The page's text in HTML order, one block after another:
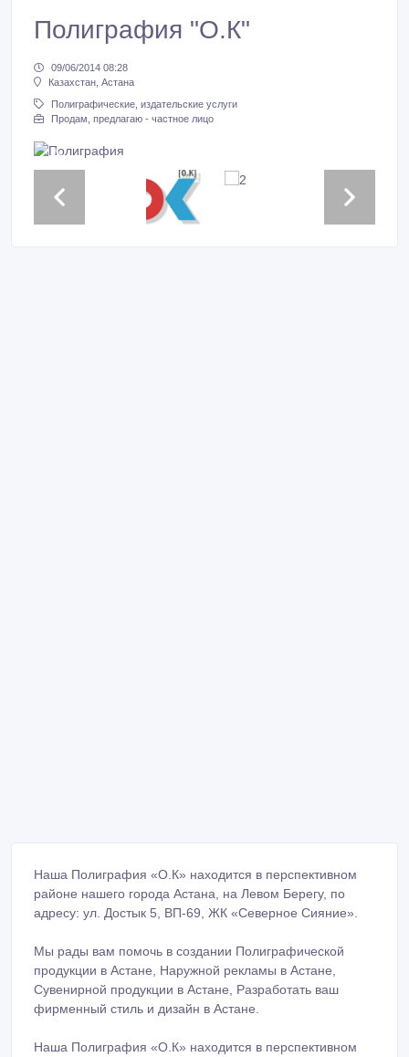
Полиграфия "О.К"
09/06/2014 08:28
Казахстан, Астана
Полиграфические, издательские услуги
Продам, предлагаю - частное лицо
Наша Полиграфия «О.К» находится в перспективном
районе нашего города Астана, на Левом Берегу, по
адресу: ул. Достык 5, ВП-69, ЖК «Северное Сияние».
Мы рады вам помочь в создании Полиграфической
продукции в Астане, Наружной рекламы в Астане,
Сувенирной продукции в Астане, Разработать ваш
фирменный стиль и дизайн в Астане.
Наша Полиграфия «О.К» находится в перспективном